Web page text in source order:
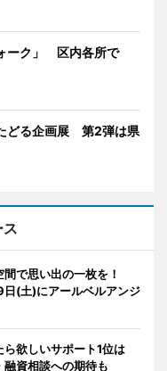
ーク」 区内各所で
どる企画展 第2弾は県
で思い出の一枚を！
日(土)にアールベルアンジ
欲しいサポート1位は
融資相談への期待も